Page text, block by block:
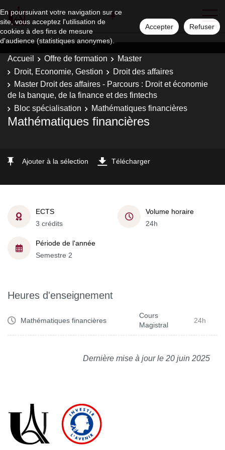
En poursuivant votre navigation sur ce
site, vous acceptez l'utilisation de
cookies à des fins de mesure
d'audience (statistiques anonymes).
Accepter Refuser
Accueil Offre de formation
Master
Droit, Economie, Gestion
Droit des affaires
Master Droit des affaires - Parcours : Droit et économie
de la banque, de la finance et des fintechs
Bloc spécialisation
Mathématiques financières
Mathématiques financières
Ajouter à la sélection Télécharger
ECTS
3 crédits
Volume horaire
24h
Période de l'année
Semestre 2
Heures d'enseignement
Mathématiques financières
Cours
Magistral
24h
Dernière mise à jour le 20 juin 2025